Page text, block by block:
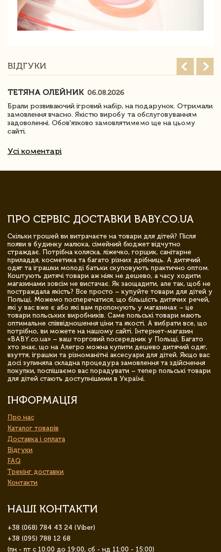
ВІДГУКИ
ТЕТЯНА ОЛЕЙНИК 06.08.2026
Брали розвиваючий ігровий набір, на подарунок. Отримали
замовлення вчасно. Якістю виробу та обслуговуванням
задоволенні. Обов'язково замовлятимемо ще на цьому
сайті.
Усі коментарі
ПРО СЕРВІС ДОСТАВКИ BABY.CO.UA
Скільки грошей ви витрачаєте на товари для дітей? Після
появи в будинку малюка, сімейний бюджет відчутно
страждає. Потрібна коляска, ліжечко, горщик, санітарне
приладдя, косметика та багато різних дрібниць. А дитячий
одяг та іграшки молоді батьки скуповують практично оптом.
Коштують дитячі товари аж ніяк не дешево, а часу ходити
магазинами зовсім не вистачає. Як заощадити, але так, щоб не
постраждала якість? Все просто – купуйте товари для дітей у
Польщі. Можемо посперечатися, що більшість дитячих речей,
які у вас вже є або які вам пропонують у магазинах – це
товари польських виробників. Саме польські товари мають
оптимальне співвідношення ціни та якості. А вибрати все, що
потрібно, ви можете на нашому сайті. Інтернет-магазин
«BABY.co.ua» – ваш торговий посередник у Польщі. Багато
хто знає, що на Алегро можна купити дешево дитячий одяг,
взуття, іграшки та різноманітні аксесуари для дітей. Якщо вас
досі зупиняла складна процедура замовлення та здійснення
покупки, поспішаємо вас порадувати – тепер польські товари
для дітей стають доступнішими в Україні.
ІНФОРМАЦІЯ
Про нас
Каталог товарів
Доставка і оплата
Відгуки
FAQ
Трекінг доставки
Контакти
НАШІ КОНТАКТИ
+38 (068) 784 43 24 (Viber)
+38 (095) 788 12 68
(пн - пт с 10:00 до 19:00, сб - нд 11:00 - 15:00)